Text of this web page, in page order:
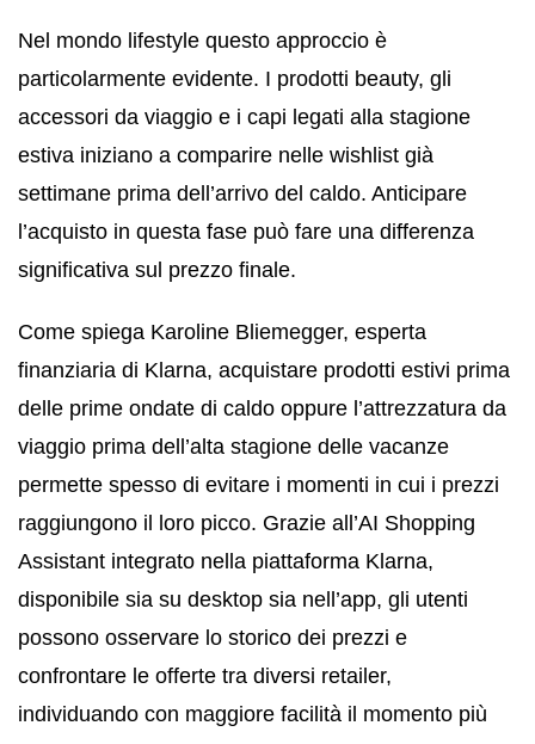
Nel mondo lifestyle questo approccio è
particolarmente evidente. I prodotti beauty, gli
accessori da viaggio e i capi legati alla stagione
estiva iniziano a comparire nelle wishlist già
settimane prima dell’arrivo del caldo. Anticipare
l’acquisto in questa fase può fare una differenza
significativa sul prezzo finale.
Come spiega Karoline Bliemegger, esperta
finanziaria di Klarna, acquistare prodotti estivi prima
delle prime ondate di caldo oppure l’attrezzatura da
viaggio prima dell’alta stagione delle vacanze
permette spesso di evitare i momenti in cui i prezzi
raggiungono il loro picco. Grazie all’AI Shopping
Assistant integrato nella piattaforma Klarna,
disponibile sia su desktop sia nell’app, gli utenti
possono osservare lo storico dei prezzi e
confrontare le offerte tra diversi retailer,
individuando con maggiore facilità il momento più